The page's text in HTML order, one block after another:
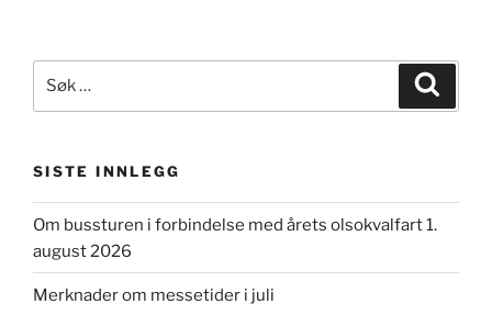
etter:
SISTE INNLEGG
Om bussturen i forbindelse med årets olsokvalfart 1.
august 2026
Merknader om messetider i juli